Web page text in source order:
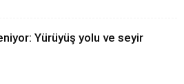
Yürüyüş yolu ve seyir